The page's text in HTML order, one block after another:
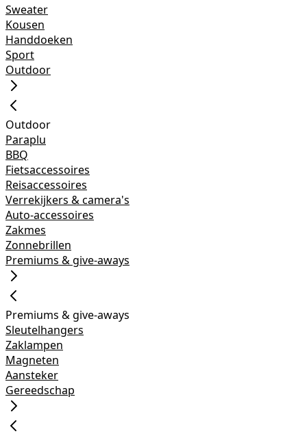
Sweater
Kousen
Handdoeken
Sport
Outdoor
Outdoor
Paraplu
BBQ
Fietsaccessoires
Reisaccessoires
Verrekijkers & camera's
Auto-accessoires
Zakmes
Zonnebrillen
Premiums & give-aways
Premiums & give-aways
Sleutelhangers
Zaklampen
Magneten
Aansteker
Gereedschap